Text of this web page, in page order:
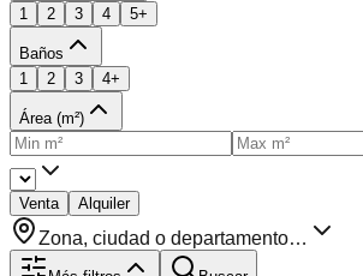
1
2 3 4 5+
Baños
1
2 3 4+
Área (m²)
Venta Alquiler
Zona, ciudad o departamento…